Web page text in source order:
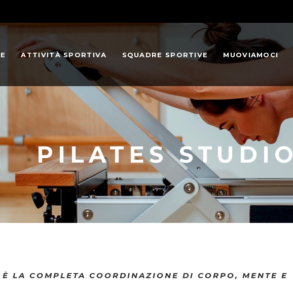
ATTIVITÀ SPORTIVA SQUADRE SPORTIVE MUOVIAMOCI
PILATES STUDIO
LA COMPLETA COORDINAZIONE DI CORPO, MENTE E